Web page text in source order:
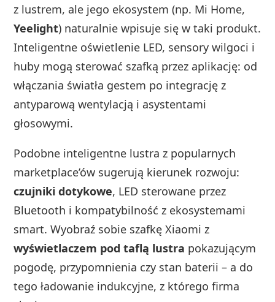
z lustrem, ale jego ekosystem (np. Mi Home,
Yeelight) naturalnie wpisuje się w taki produkt.
Inteligentne oświetlenie LED, sensory wilgoci i
huby mogą sterować szafką przez aplikację: od
włączania światła gestem po integrację z
antyparową wentylacją i asystentami
głosowymi.
Podobne inteligentne lustra z popularnych
marketplace’ów sugerują kierunek rozwoju:
czujniki dotykowe, LED sterowane przez
Bluetooth i kompatybilność z ekosystemami
smart. Wyobraź sobie szafkę Xiaomi z
wyświetlaczem pod taflą lustra pokazującym
pogodę, przypomnienia czy stan baterii – a do
tego ładowanie indukcyjne, z którego firma